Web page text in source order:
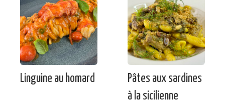
Linguine au homard
Pâtes aux sardines
à la sicilienne